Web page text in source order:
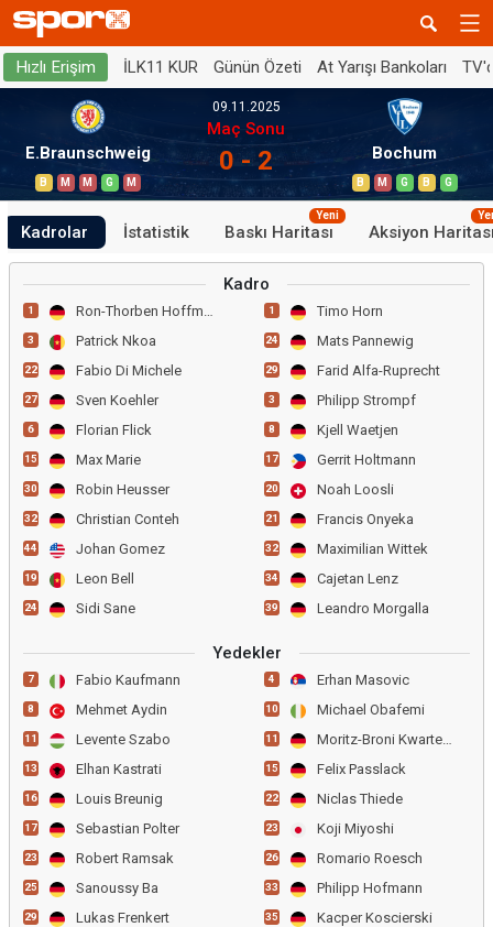
Hızlı Erişim İLK11 KUR Günün Özeti At Yarışı Bankoları
E.Braunschweig
B M M G M
09.11.2025
Maç Sonu
0 - 2 Bochum
B M G B G
Kadrolar İstatistik Baskı Haritası
Yeni
Aksiyon
Kadro
1 Ron-Thorben Hoffmann
3 Patrick Nkoa
22 Fabio Di Michele
27 Sven Koehler
6 Florian Flick
15 Max Marie
30 Robin Heusser
32 Christian Conteh
44 Johan Gomez
19 Leon Bell
24 Sidi Sane
1 Timo Horn
24 Mats Pannewig
29 Farid Alfa-Ruprecht
3 Philipp Strompf
8 Kjell Waetjen
17 Gerrit Holtmann
20 Noah Loosli
21 Francis Onyeka
32 Maximilian Wittek
34 Cajetan Lenz
39 Leandro Morgalla
Yedekler
7 Fabio Kaufmann
8 Mehmet Aydin
11 Levente Szabo
13 Elhan Kastrati
16 Louis Breunig
17 Sebastian Polter
23 Robert Ramsak
25 Sanoussy Ba
29 Lukas Frenkert
4 Erhan Masovic
10 Michael Obafemi
11 Moritz-Broni Kwarteng
15 Felix Passlack
22 Niclas Thiede
23 Koji Miyoshi
26 Romario Roesch
33 Philipp Hofmann
35 Kacper Koscierski